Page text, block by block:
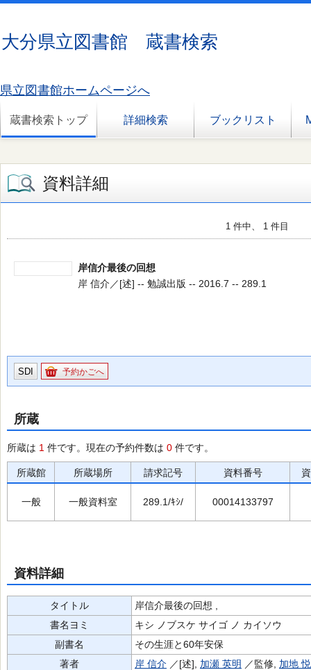
大分県立図書館 蔵書検索
県立図書館ホームページへ
蔵書検索トップ 詳細検索 ブックリスト
資料詳細
1 件中、 1 件目
岸信介最後の回想
岸 信介／[述] -- 勉誠出版 -- 2016.7 -- 289.1
SDI 予約かごへ
所蔵
所蔵は 1 件です。現在の予約件数は 0 件です。
所蔵館 所蔵場所 請求記号 資料番号
一般 一般資料室 289.1/ｷｼ/ 00014133797
資料詳細
タイトル
岸信介最後の回想 ,
書名ヨミ
キシ ノブスケ サイゴ ノ カイソウ
副書名
その生涯と60年安保
著者
岸 信介 ／[述], 加瀬 英明 ／監修, 加地